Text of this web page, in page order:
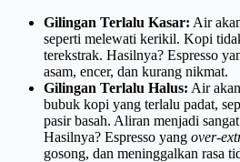
Gilingan Terlalu Kasar: Air
seperti melewati kerikil. Kopi
terekstrak. Hasilnya? Espresso
asam, encer, dan kurang nikmat.
Gilingan Terlalu Halus: Air
bubuk kopi yang terlalu padat,
pasir basah. Aliran menjadi
Hasilnya? Espresso yang over-
gosong, dan meninggalkan rasa